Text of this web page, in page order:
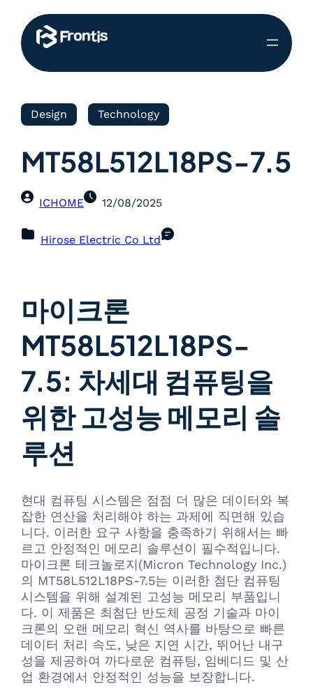
Design Technology
MT58L512L18PS-7.5
ICHOME 12/08/2025
Hirose Electric Co Ltd
마이크론
MT58L512L18PS-
7.5: 차세대 컴퓨팅을
위한 고성능 메모리 솔
루션
현대 컴퓨팅 시스템은 점점 더 많은 데이터와 복
잡한 연산을 처리해야 하는 과제에 직면해 있습
니다. 이러한 요구 사항을 충족하기 위해서는 빠
르고 안정적인 메모리 솔루션이 필수적입니다.
마이크론 테크놀로지(Micron Technology Inc.)
의 MT58L512L18PS-7.5는 이러한 첨단 컴퓨팅
시스템을 위해 설계된 고성능 메모리 부품입니
다. 이 제품은 최첨단 반도체 공정 기술과 마이
크론의 오랜 메모리 혁신 역사를 바탕으로 빠른
데이터 처리 속도, 낮은 지연 시간, 뛰어난 내구
성을 제공하여 까다로운 컴퓨팅, 임베디드 및 산
업 환경에서 안정적인 성능을 보장합니다.